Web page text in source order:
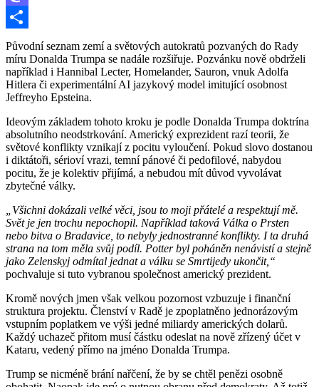
Mastodon
Share
Původní seznam zemí a světových autokratů pozvaných do Rady
míru Donalda Trumpa se nadále rozšiřuje. Pozvánku nově obdrželi
například i Hannibal Lecter, Homelander, Sauron, vnuk Adolfa
Hitlera či experimentální AI jazykový model imitující osobnost
Jeffreyho Epsteina.
Ideovým základem tohoto kroku je podle Donalda Trumpa doktrína
absolutního neodstrkování. Americký exprezident razí teorii, že
světové konflikty vznikají z pocitu vyloučení. Pokud slovo dostanou
i diktátoři, sérioví vrazi, temní pánové či pedofilové, nabydou
pocitu, že je kolektiv přijímá, a nebudou mít důvod vyvolávat
zbytečné války.
„Všichni dokázali velké věci, jsou to moji přátelé a respektují mě.
Svět je jen trochu nepochopil. Například taková Válka o Prsten
nebo bitva o Bradavice, to nebyly jednostranné konflikty. I ta druhá
strana na tom měla svůj podíl. Potter byl poháněn nenávistí a stejně
jako Zelenskyj odmítal jednat a válku se Smrtijedy ukončit,“
pochvaluje si tuto vybranou společnost americký prezident.
Kromě nových jmen však velkou pozornost vzbuzuje i finanční
struktura projektu. Členství v Radě je zpoplatněno jednorázovým
vstupním poplatkem ve výši jedné miliardy amerických dolarů.
Každý uchazeč přitom musí částku odeslat na nově zřízený účet v
Kataru, vedený přímo na jméno Donalda Trumpa.
Trump se nicméně brání nařčení, že by se chtěl penězi osobně